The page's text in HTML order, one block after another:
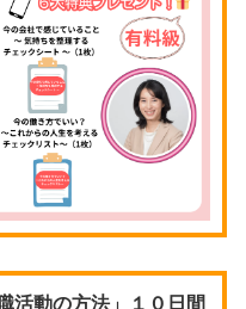
活動の方法」１０日間